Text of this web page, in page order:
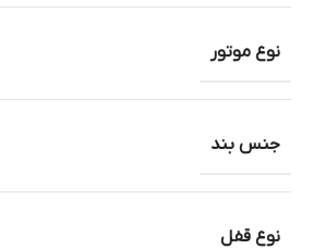
نوع موتور
جنس بند
نوع قفل